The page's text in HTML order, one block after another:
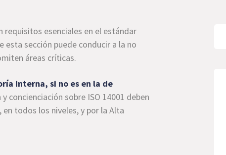
requisitos esenciales en el estándar
esta sección puede conducir a la no
áreas críticas.
interna, si no es en la de
concienciación sobre ISO 14001 deben
todos los niveles, y por la Alta